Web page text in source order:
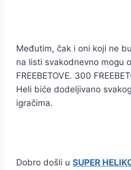
Međutim, čak i oni koji ne
na listi svakodnevno mogu
FREEBETOVE. 300
Heli biće dodeljivano
igračima.
Dobro došli u SUPER